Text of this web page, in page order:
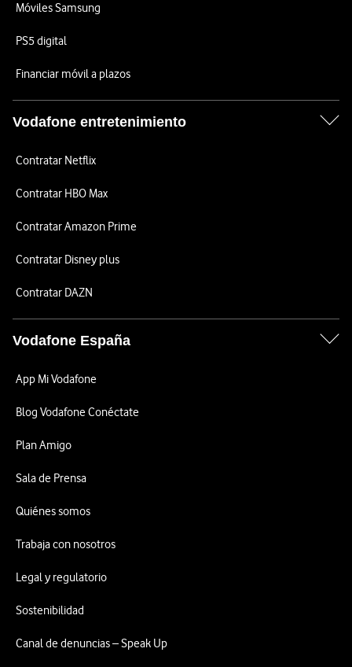
Móviles Samsung
PS5 digital
Financiar móvil a plazos
Vodafone entretenimiento
Contratar Netflix
Contratar HBO Max
Contratar Amazon Prime
Contratar Disney plus
Contratar DAZN
Vodafone España
App Mi Vodafone
Blog Vodafone Conéctate
Plan Amigo
Sala de Prensa
Quiénes somos
Trabaja con nosotros
Legal y regulatorio
Sostenibilidad
Canal de denuncias – Speak Up